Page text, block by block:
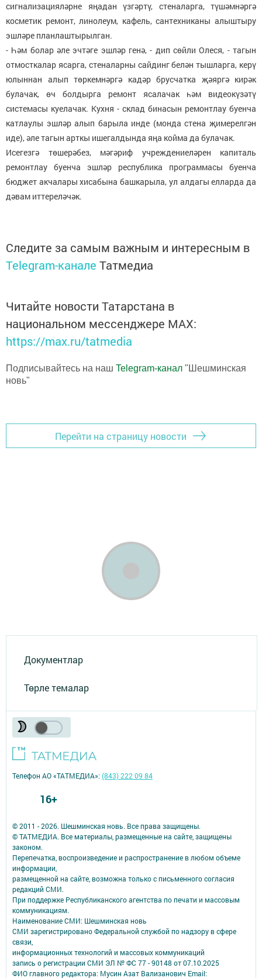
сигнализацияләрне яңадан үзгәртү, стеналарга, түшәмнәргә
косметик ремонт, линолеум, кафель, сантехниканы алыштыру
эшләре планлаштырылган.
- Һәм болар әле эчтәге эшләр генә, - дип сөйли Олеся, - тагын
отмосткалар ясарга, стеналарны сайдинг белән тышларга, керү
юлыннан алып төркемнәргә кадәр брусчатка җәяргә кирәк
булачак, өч болдырга ремонт ясалачак һәм видеокүзәтү
системасы куелачак. Кухня - склад бинасын ремонтлау буенча
катлаулы эшләр алып барыла инде (монда стена җимерелгән
иде), әле тагын арткы ишегалдында яңа койма да булачак.
Исегезгә төшерәбез, мәгәриф учреждениеләрен капиталь
ремонтлау буенча эшләр республика программасы буенча
бюджет акчалары хисабына башкарыла, ул алдагы елларда да
дәвам иттереләчәк.
Следите за самым важным и интересным в
Telegram-канале Татмедиа
Читайте новости Татарстана в
национальном мессенджере MАХ:
https://max.ru/tatmedia
Подписывайтесь на наш Telegram-канал "Шешминская
новь"
Перейти на страницу новости
Документлар
Төрле темалар
© 2011 - 2026. Шешминская новь. Все права защищены.
© ТАТМЕДИА. Все материалы, размещенные на сайте, защищены
законом.
Перепечатка, воспроизведение и распространение в любом объеме
информации,
размещенной на сайте, возможна только с письменного согласия
редакций СМИ.
При поддержке Республиканского агентства по печати и массовым
коммуникациям.
Наименование СМИ: Шешминская новь
СМИ зарегистрировано Федеральной службой по надзору в сфере
связи,
информационных технологий и массовых коммуникаций
запись о регистрации СМИ ЭЛ № ФС 77 - 90148 от 07.10.2025
ФИО главного редактора: Мусин Азат Вализанович Email:
Телефон АО «ТАТМЕДИА»:(843) 222 09 84
16+